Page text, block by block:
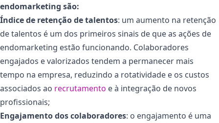
endomarketing são:
Índice de retenção de talentos: um aumento na retenção
de talentos é um dos primeiros sinais de que as ações de
endomarketing estão funcionando. Colaboradores
engajados e valorizados tendem a permanecer mais
tempo na empresa, reduzindo a rotatividade e os custos
associados ao recrutamento e à integração de novos
profissionais;
Engajamento dos colaboradores: o engajamento é uma